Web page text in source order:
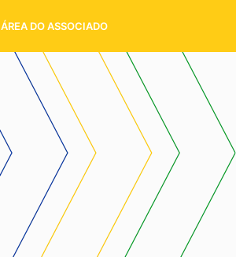
ÁREA DO ASSOCIADO